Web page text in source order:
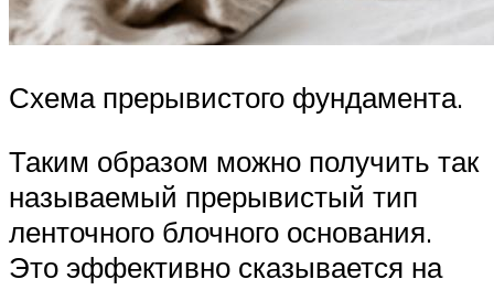
Схема прерывистого фундамента.
Таким образом можно получить так
называемый прерывистый тип
ленточного блочного основания.
Это эффективно сказывается на